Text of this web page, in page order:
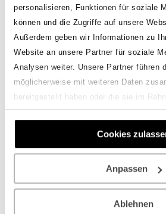
personalisieren, Funktionen für soziale
können und die Zugriffe auf unsere
Außerdem geben wir Informationen zu
Website an unsere Partner für soziale
Analysen weiter. Unsere Partner führen
möglicherweise mit weiteren Daten
bereitgestellt haben oder die sie im
Dienste gesammelt haben.
Cookies
Anpassen
Ablehnen
Wandbilder
Poster
#TEILMALZEIT
Gutscheine
Blog
Fotogewinnspiel
+49 641 944 686 06
Mo-Fr, 09:00 - 17:00 Uhr
Ihr gewünschtes Bild fehlt?